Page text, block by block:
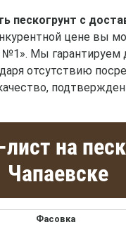
пескогрунт с
цене вы
№1». Мы гарантируем
отсутствию
на
Чапаевске
Фасовка